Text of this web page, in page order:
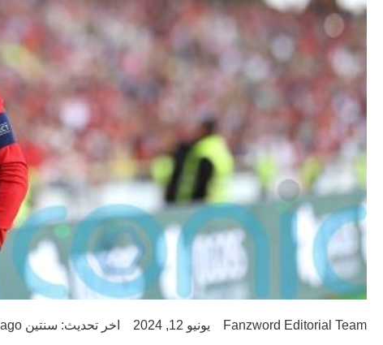
Fanzword Editorial Team يونيو 12, 2024 اخر تحديث: سنتين ago